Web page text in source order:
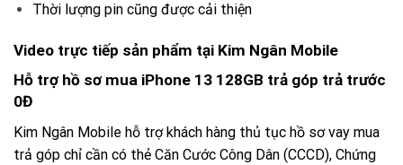
Thời lượng pin cũng được cải thiện
Video trực tiếp sản phẩm tại Kim Ngân Mobile
Hỗ trợ hồ sơ mua iPhone 13 128GB trả góp trả trước
0Đ
Kim Ngân Mobile hỗ trợ khách hàng thủ tục hồ sơ vay mua
trả góp chỉ cần có thẻ Căn Cước Công Dân (CCCD), Chứng